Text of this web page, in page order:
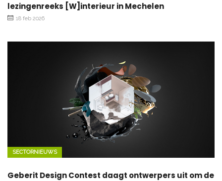
lezingenreeks [W]interieur in Mechelen
18 feb 2026
SECTORNIEUWS
Geberit Design Contest daagt ontwerpers uit om de